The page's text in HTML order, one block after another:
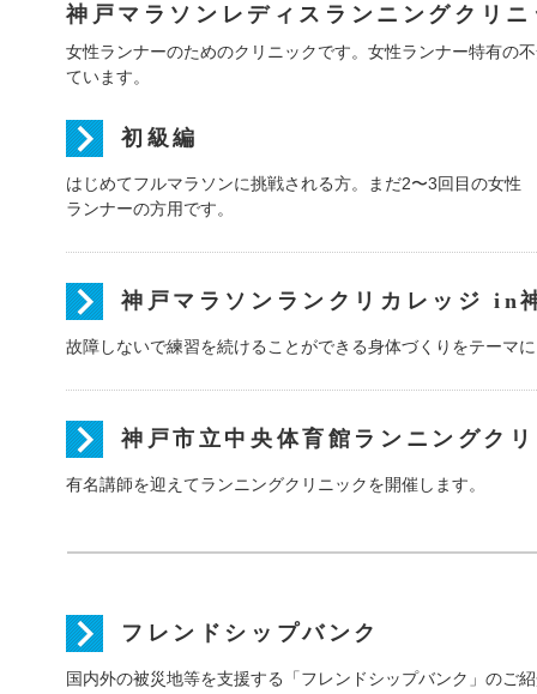
神戸マラソンレディスランニングクリ
女性ランナーのためのクリニックです。女性ランナー特有の
ています。
初級編
はじめてフルマラソンに挑戦される方。まだ2〜3回目の女性
ランナーの方用です。
神戸マラソンランクリカレッジ in
故障しないで練習を続けることができる身体づくりをテーマ
神戸市立中央体育館ランニングク
有名講師を迎えてランニングクリニックを開催します。
フレンドシップバンク
国内外の被災地等を支援する「フレンドシップバンク」のご